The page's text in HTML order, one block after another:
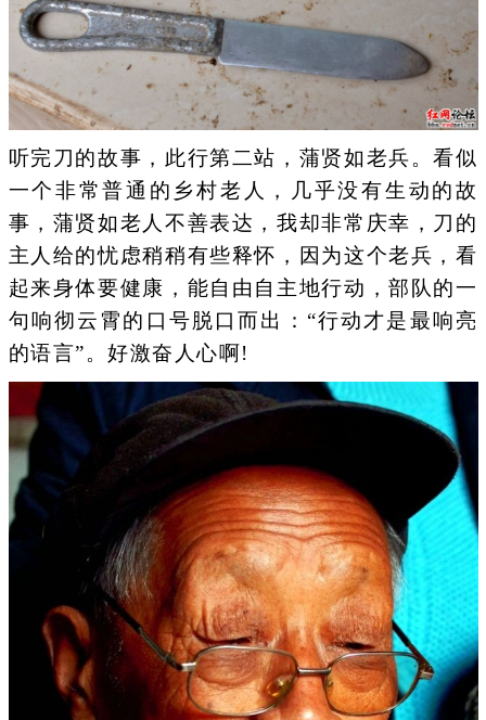
听完刀的故事，此行第二站，蒲贤如老兵。看似
一个非常普通的乡村老人，几乎没有生动的故
事，蒲贤如老人不善表达，我却非常庆幸，刀的
主人给的忧虑稍稍有些释怀，因为这个老兵，看
起来身体要健康，能自由自主地行动，部队的一
句响彻云霄的口号脱口而出：“行动才是最响亮
的语言”。好激奋人心啊!